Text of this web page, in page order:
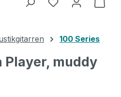
100 Series
Player, muddy